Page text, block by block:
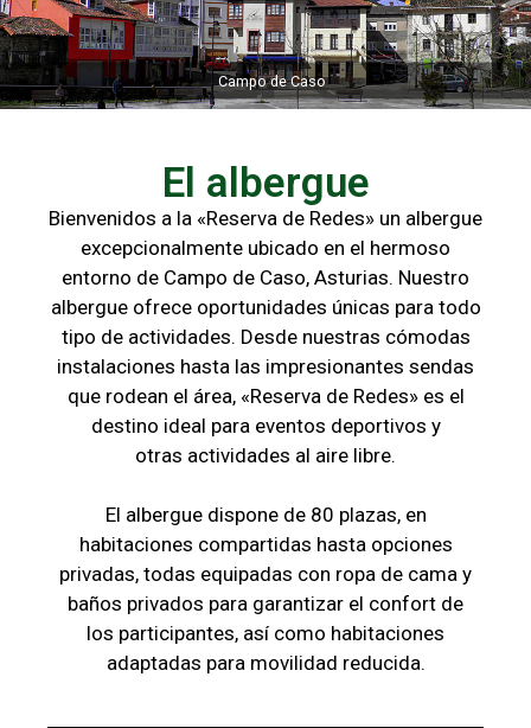
Campo de Caso
El albergue
Bienvenidos a la «Reserva de Redes» un albergue
excepcionalmente ubicado en el hermoso
entorno de Campo de Caso, Asturias. Nuestro
albergue ofrece oportunidades únicas para todo
tipo de actividades. Desde nuestras cómodas
instalaciones hasta las impresionantes sendas
que rodean el área, «Reserva de Redes» es el
destino ideal para eventos deportivos y
otras actividades al aire libre.
El albergue dispone de 80 plazas, en
habitaciones compartidas hasta opciones
privadas, todas equipadas con ropa de cama y
baños privados para garantizar el confort de
los participantes, así como habitaciones
adaptadas para movilidad reducida.